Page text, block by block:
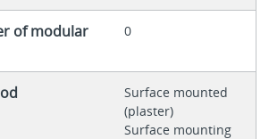
of modular
0
Surface mounted
(plaster)
Surface mounting